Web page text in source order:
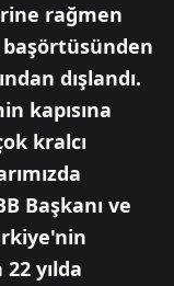
rağmen
başörtüsünden
dışlandı.
kapısına
kralcı
Başkanı ve
yılda